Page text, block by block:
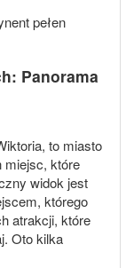
pełen
Panorama
to miasto
miejsc, które
widok jest
którego
atrakcji, które
Oto kilka